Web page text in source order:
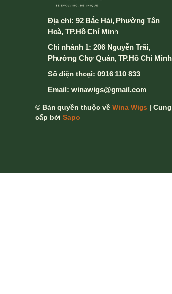
Địa chỉ: 92 Bắc Hải, Phường Tân
Hoà, TP.Hồ Chí Minh
Chi nhánh 1: 206 Nguyễn Trãi,
Phường Chợ Quán, TP.Hồ Chí Minh
Số điện thoại: 0916 110 833
Email: winawigs@gmail.com
© Bản quyền thuộc về Wina Wigs | Cung
cấp bởi Sapo